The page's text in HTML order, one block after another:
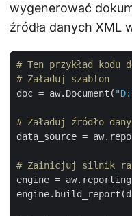
wygenerować
źródła danych XML
# Ten przykład kodu
# Załaduj szablon
doc = aw.Document(
# Załaduj źródło
data_source =
# Zainicjuj silnik
engine =